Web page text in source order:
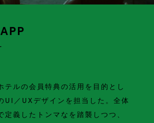
テルの会員特典の活用を目的とし
UI／UXデザインを担当した。全体
定義したトンマなを踏襲しつつ、